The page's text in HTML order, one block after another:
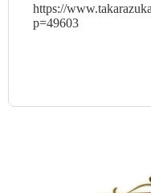
https://
p=49603